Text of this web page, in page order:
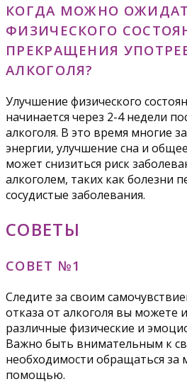
КОГДА МОЖНО
ФИЗИЧЕСКОГО
ПРЕКРАЩЕНИЯ
АЛКОГОЛЯ?
Улучшение физического
начинается через 2-4 недели
алкоголя. В это время многие
энергии, улучшение сна и
может снизиться риск
алкоголем, таких как болезни
сосудистые заболевания.
СОВЕТЫ
СОВЕТ №1
Следите за своим
отказа от алкоголя вы можете
различные физические и
Важно быть внимательным к
необходимости обращаться за
помощью.